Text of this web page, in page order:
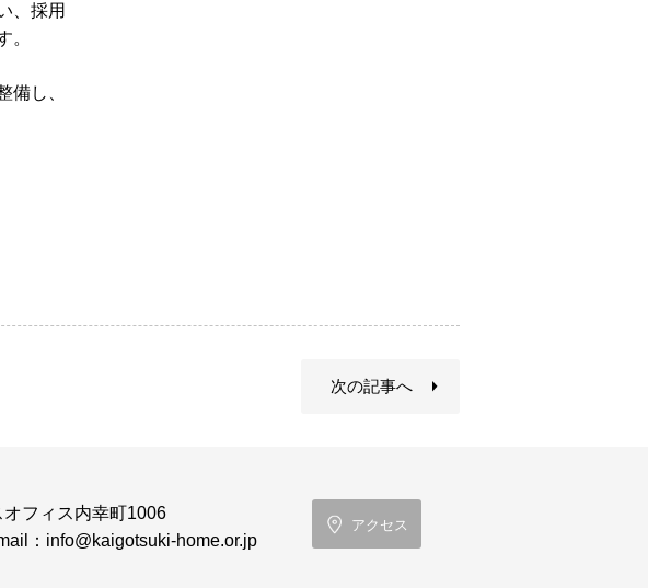
、採用
。
備し、
次の記事へ
フィス内幸町1006
：info@kaigotsuki-home.or.jp
アクセス